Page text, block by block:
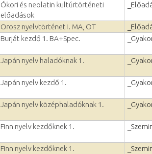
Ókori és neolatin kultúrtörténeti
előadások
Orosz nyelvtörténet I. MA, OT
Burját kezdő 1. BA+Spec.
Japán nyelv haladóknak 1.
Japán nyelv kezdő 1.
Japán nyelv középhaladóknak 1.
Finn nyelv kezdőknek 1.
Finn nyelv kezdőknek 1.